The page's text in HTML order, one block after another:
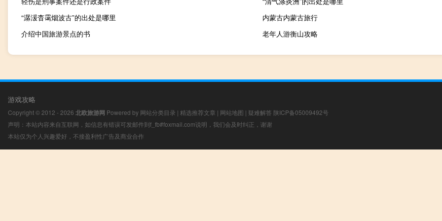
“潺湲杳霭烟波古”的出处是哪里
内蒙古内蒙古旅行
介绍中国旅游景点的书
老年人游衡山攻略
游戏攻略
Copyright © 2012 - 2026 北欧旅游网 Powered by 网站分类目录 | 精选推荐文章 | 网站地图 | 疑难解答 陕ICP备05009492号
声明：本站内容来自互联网，如信息有错误可发邮件到f_fb#foxmail.com说明，我们会及时纠正，谢谢
本站仅为个人兴趣爱好，不接盈利性广告及商业合作